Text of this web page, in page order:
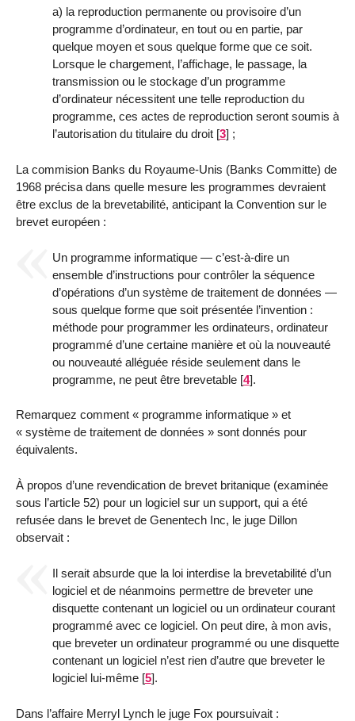
a) la reproduction permanente ou provisoire d’un
programme d’ordinateur, en tout ou en partie, par
quelque moyen et sous quelque forme que ce soit.
Lorsque le chargement, l’affichage, le passage, la
transmission ou le stockage d’un programme
d’ordinateur nécessitent une telle reproduction du
programme, ces actes de reproduction seront soumis à
l’autorisation du titulaire du droit[3] ;
La commision Banks du Royaume-Unis (Banks Committe) de
1968 précisa dans quelle mesure les programmes devraient
être exclus de la brevetabilité, anticipant la Convention sur le
brevet européen :
Un programme informatique — c’est-à-dire un
ensemble d’instructions pour contrôler la séquence
d’opérations d’un système de traitement de données —
sous quelque forme que soit présentée l’invention :
méthode pour programmer les ordinateurs, ordinateur
programmé d’une certaine manière et où la nouveauté
ou nouveauté alléguée réside seulement dans le
programme, ne peut être brevetable[4].
Remarquez comment « programme informatique » et
« système de traitement de données » sont donnés pour
équivalents.
À propos d’une revendication de brevet britanique (examinée
sous l’article 52) pour un logiciel sur un support, qui a été
refusée dans le brevet de Genentech Inc, le juge Dillon
observait :
Il serait absurde que la loi interdise la brevetabilité d’un
logiciel et de néanmoins permettre de breveter une
disquette contenant un logiciel ou un ordinateur courant
programmé avec ce logiciel. On peut dire, à mon avis,
que breveter un ordinateur programmé ou une disquette
contenant un logiciel n’est rien d’autre que breveter le
logiciel lui-même[5].
Dans l’affaire Merryl Lynch le juge Fox poursuivait :